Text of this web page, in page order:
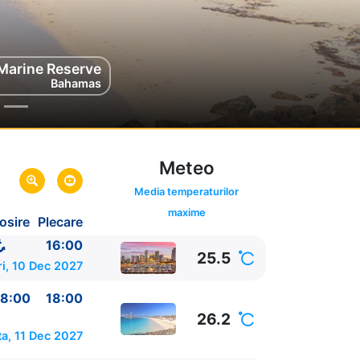
Reserve
Bahamas
Plecare
Meteo
Media temperaturilor
maxime
16:00
10 Dec 2027 25.5
18:00
11 Dec 2027
26.2